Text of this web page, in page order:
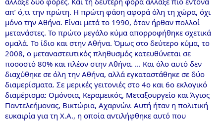
απ’ ό,τι την πρώτη. Η πρώτη φάση αφορά όλη τη χώρα, όχι
μόνο την Αθήνα. Είναι μετά το 1990, όταν ήρθαν πολλοί
μετανάστες. Το πρώτο μεγάλο κύμα απορροφήθηκε σχετικά
ομαλά. Το ίδιο και στην Αθήνα. Όμως στο δεύτερο κύμα, το
2008, ο μεταναστευτικός πληθυσμός κατευθύνεται σε
ποσοστό 80% και πλέον στην Αθήνα. ... Και όλο αυτό δεν
διαχύθηκε σε όλη την Αθήνα, αλλά εγκαταστάθηκε σε δύο
διαμερίσματα. Σε μερικές γειτονιές στο 4ο και 6ο εκλογικό
διαμέρισμα: Ομόνοια, Κεραμεικός, Μεταξουργείο και Άγιος
Παντελεήμονας, Βικτώρια, Αχαρνών. Αυτή ήταν η πολιτική
ευκαιρία για τη Χ.Α., η οποία αντιλήφθηκε αυτό που